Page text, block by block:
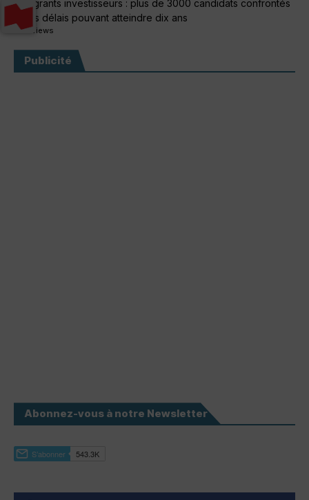
Immigrants investisseurs : plus de 3000 candidats confrontés
à des délais pouvant atteindre dix ans
308 views
Publicité
Abonnez-vous à notre Newsletter